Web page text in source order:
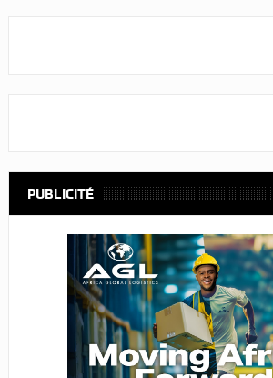
PUBLICITÉ